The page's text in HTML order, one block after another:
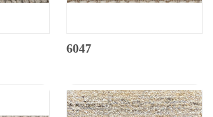
6047